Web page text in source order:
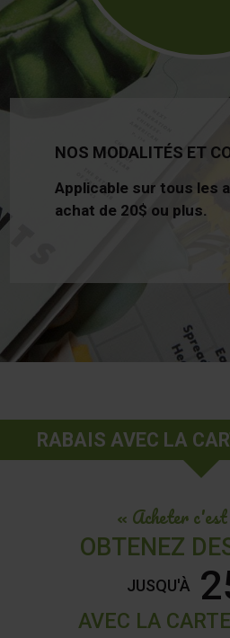
NOS MODALITÉS ET
Applicable sur tous les
achat de 20$ ou plus.
RABAIS AVEC LA
« Acheter
OBTENEZ
JUSQU'À
AVEC LA